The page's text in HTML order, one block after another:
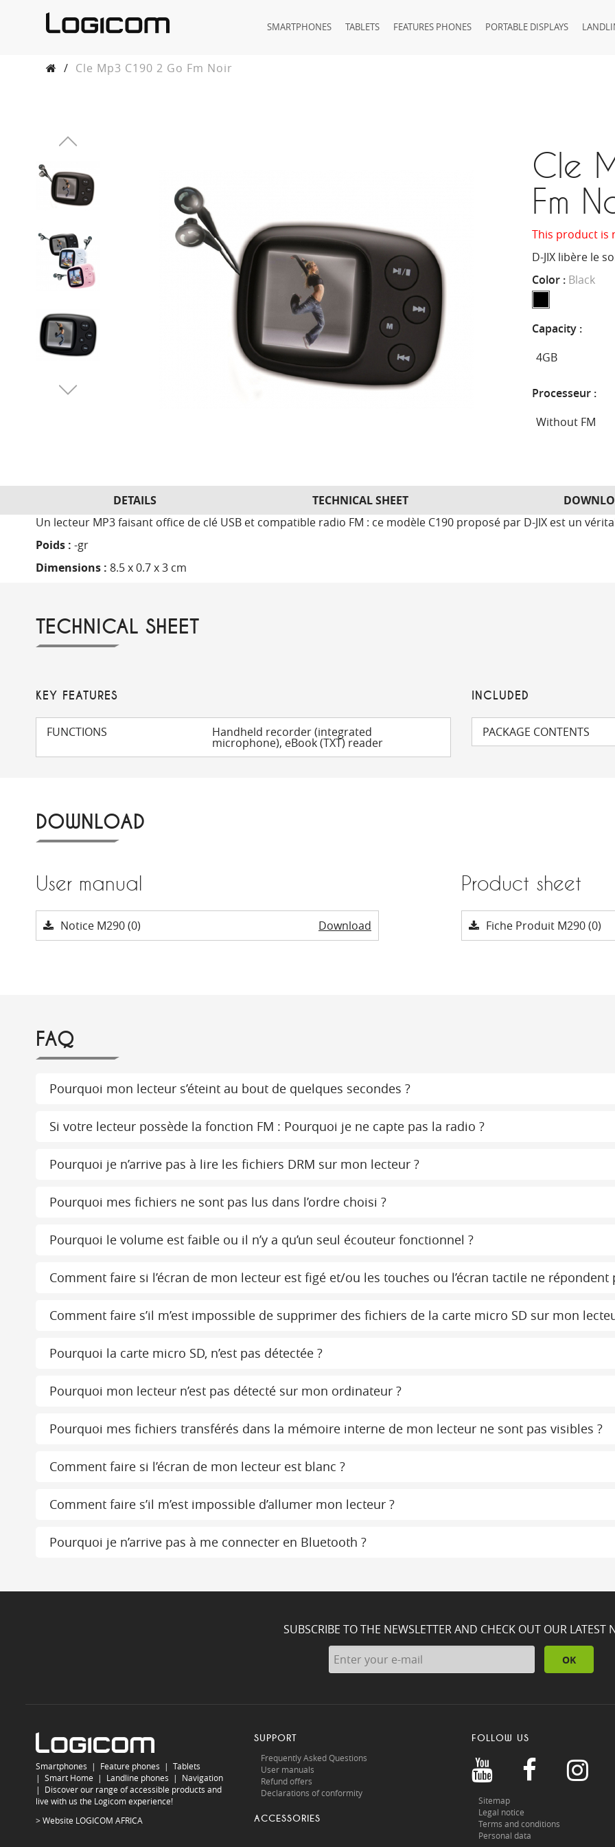
SMARTPHONES TABLETS FEATURES PHONES PORTABLE DISPLAYS
/ Cle Mp3 C190 2 Go Fm Noir
Cle
Fm
This product is
D-JIX libère le
Color : Black
Capacity :
Processeur :
DETAILS TECHNICAL SHEET
Un lecteur MP3 faisant office de clé USB et compatible radio FM : ce modèle C190 proposé par D-JIX est un
Poids : -gr
Dimensions : 8.5 x 0.7 x 3 cm
TECHNICAL SHEET
KEY FEATURES
FUNCTIONS Handheld recorder (integrated
microphone), eBook (TXT) reader
INCLUDED
PACKAGE CONTENTS
DOWNLOAD
User manual
Notice M290 (0) Download
Product sheet
Fiche Produit M290 (0)
FAQ
Pourquoi mon lecteur s’éteint au bout de quelques secondes ?
Si votre lecteur possède la fonction FM : Pourquoi je ne capte pas la radio ?
Pourquoi je n’arrive pas à lire les fichiers DRM sur mon lecteur ?
Pourquoi mes fichiers ne sont pas lus dans l’ordre choisi ?
Pourquoi le volume est faible ou il n’y a qu’un seul écouteur fonctionnel ?
Comment faire si l’écran de mon lecteur est figé et/ou les touches ou l’écran tactile ne répondent
Comment faire s’il m’est impossible de supprimer des fichiers de la carte micro SD sur mon
Pourquoi la carte micro SD, n’est pas détectée ?
Pourquoi mon lecteur n’est pas détecté sur mon ordinateur ?
Pourquoi mes fichiers transférés dans la mémoire interne de mon lecteur ne sont pas visibles ?
Comment faire si l’écran de mon lecteur est blanc ?
Comment faire s’il m’est impossible d’allumer mon lecteur ?
Pourquoi je n’arrive pas à me connecter en Bluetooth ?
SUBSCRIBE TO THE NEWSLETTER AND CHECK OUT OUR LATEST
OK
Smartphones | Feature phones | Tablets
| Smart Home | Landline phones | Navigation
| Discover our range of accessible products and
live with us the Logicom experience!
> Website LOGICOM AFRICA
SUPPORT
Frequently Asked Questions
User manuals
Refund offers
Declarations of conformity
ACCESSORIES
FOLLOW US
Sitemap
Legal notice
Terms and conditions
Personal data